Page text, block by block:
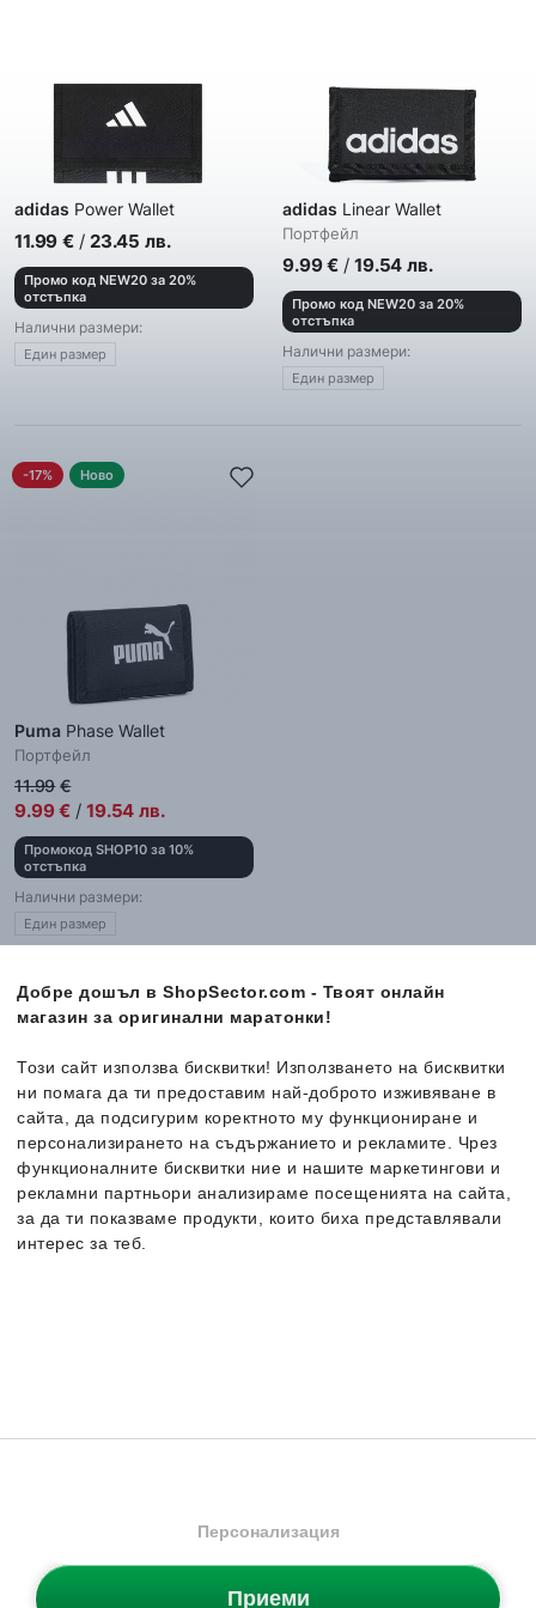
Добре дошъл в ShopSector.com - Твоят онлайн
магазин за оригинални маратонки!
Този сайт използва бисквитки! Използването на бисквитки
ни помага да ти предоставим най-доброто изживяване в
сайта, да подсигурим коректното му функциониране и
персонализирането на съдържанието и рекламите. Чрез
функционалните бисквитки ние и нашите маркетингови и
рекламни партньори анализираме посещенията на сайта,
за да ти показваме продукти, които биха представлявали
интерес за теб.
Приеми
Персонализация
adidas Power Wallet
11.99 € / 23.45 лв.
Промо код NEW20 за 20%
отстъпка
Налични размери:
Един размер
adidas Linear Wallet
Портфейл
9.99 € / 19.54 лв.
Промо код NEW20 за 20%
отстъпка
Налични размери:
Един размер
-17% Ново
Puma Phase Wallet
Портфейл
11.99 €
9.99 € / 19.54 лв.
Промокод SHOP10 за 10%
отстъпка
Налични размери:
Един размер
Категории
Запиши се от тук сега!